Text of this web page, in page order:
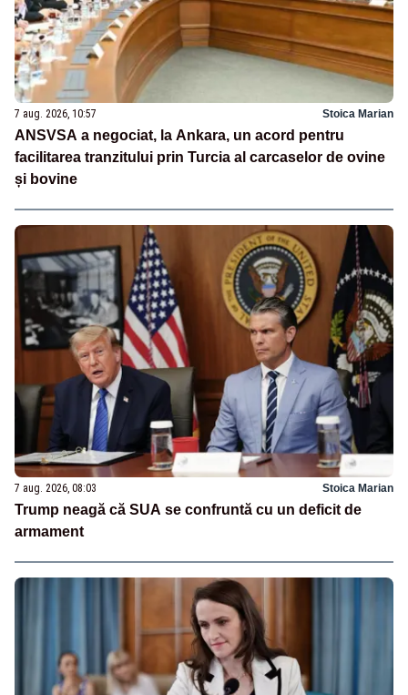
7 aug. 2026, 10:57 Stoica Marian
ANSVSA a negociat, la Ankara, un acord pentru
facilitarea tranzitului prin Turcia al carcaselor de ovine
și bovine
7 aug. 2026, 08:03 Stoica Marian
Trump neagă că SUA se confruntă cu un deficit de
armament